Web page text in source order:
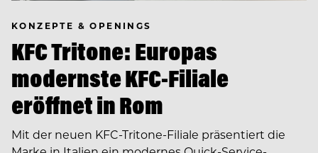
KONZEPTE & OPENINGS
KFC Tritone: Europas
modernste KFC-Filiale
eröffnet in Rom
Mit der neuen KFC-Tritone-Filiale präsentiert die